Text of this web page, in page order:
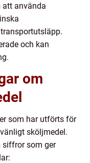
att använda
och kan
om
som har utförts för
sköljmedel.
siffror som ger